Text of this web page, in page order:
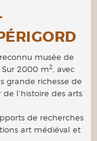
musée de
Sur 2000 m2
, avec
grande richesse de
l’histoire des arts
de recherches
art médiéval et